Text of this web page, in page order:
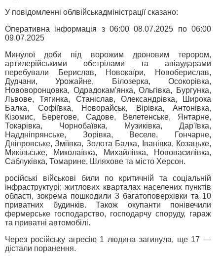
У повідомленні облвійськадміністрації сказано:
Оперативна інформація з 06:00 08.07.2025 по 06:00
09.07.2025
Минулої доби під ворожим дроновим терором,
артилерійськими обстрілами та авіаударами
перебували Берислав, Новокаїри, Новоберислав,
Дудчани, Урожайне, Білозерка, Осокорівка,
Нововоронцовка, Одрадокам'янка, Ольгівка, Бургунка,
Львове, Тягинка, Станіслав, Олександрівка, Широка
Балка, Софіївка, Новорайськ, Вірівка, Антонівка,
Кізомис, Берегове, Садове, Велетенське, Янтарне,
Токарівка, Чорнобаївка, Музиківка, Дар'ївка,
Наддніпрянське, Зорівка, Веселе, Гончарне,
Дніпровське, Зміївка, Золота Балка, Іванівка, Козацьке,
Микільське, Миколаївка, Михайлівка, Нововасилівка,
Саблуківка, Томарине, Шляхове та місто Херсон.
російські військові били по критичній та соціальній
інфраструктурі; житлових кварталах населених пунктів
області, зокрема пошкодили 3 багатоповерхівки та 10
приватних будинків. Також окупанти понівечили
фермерське господарство, господарчу споруду, гараж
та приватні автомобілі.
Через російську агресію 1 людина загинула, ще 17 —
дістали поранення.